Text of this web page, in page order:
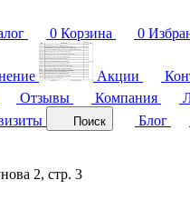
0 Корзина 0
Акции
Отзывы Компания
Поиск Блог
2, стр. 3